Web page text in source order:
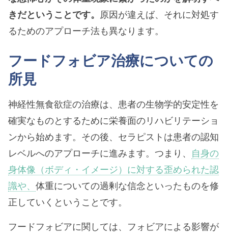
きだということです。 原因が違えば、それに対処す
るためのアプローチ法も異なります。
フードフォビア治療についての
所見
神経性無食欲症の治療は、患者の生物学的安定性を
確実なものとするために栄養面のリハビリテーショ
ンから始めます。その後、セラピストは患者の認知
レベルへのアプローチに進みます。つまり、 自身の
身体像（ボディ・イメージ）に対する歪められた認
識や、 体重についての過剰な信念といったものを修
正していくということです。
フードフォビアに関しては、フォビアによる影響が